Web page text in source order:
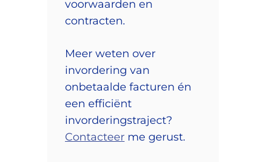
voorwaarden en
contracten.
Meer weten over
invordering van
onbetaalde facturen én
een efficiënt
invorderingstraject?
Contacteer me gerust.